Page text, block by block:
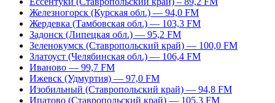
Железногорск (Курская обл.) — 94,0 FM
Жердевка (Тамбовская обл.) — 103,3 FM
Задонск (Липецкая обл.) — 95,2 FM
Зеленокумск (Ставропольский край) — 100,0 FM
Златоуст (Челябинская обл.) — 106,4 FM
Иваново — 99,7 FM
Ижевск (Удмуртия) — 97,0 FM
Изобильный (Ставропольский край) — 94,8 FM
Ипатово (Ставропольский край) — 105,3 FM